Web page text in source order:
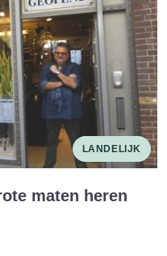
LANDELIJK
maten heren